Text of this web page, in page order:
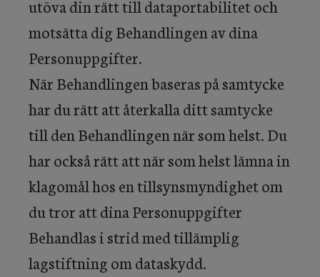
utöva din rätt till dataportabilitet och
motsätta dig Behandlingen av dina
Personuppgifter.
När Behandlingen baseras på samtycke
har du rätt att återkalla ditt samtycke
till den Behandlingen när som helst. Du
har också rätt att när som helst lämna in
klagomål hos en tillsynsmyndighet om
du tror att dina Personuppgifter
Behandlas i strid med tillämplig
lagstiftning om dataskydd.